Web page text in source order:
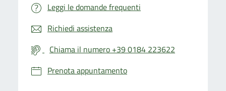
Leggi le domande frequenti
Richiedi assistenza
Chiama il numero +39 0184 223622
Prenota appuntamento